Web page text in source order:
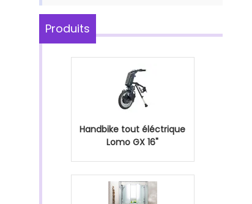
Produits
Handbike tout éléctrique
Lomo GX 16"